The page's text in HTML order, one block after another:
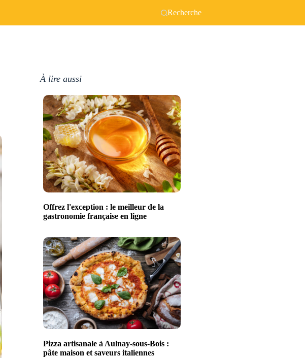
Recherche
À lire aussi
Offrez l'exception : le meilleur de la
gastronomie française en ligne
Pizza artisanale à Aulnay-sous-Bois :
pâte maison et saveurs italiennes